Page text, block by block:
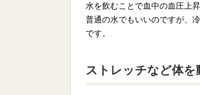
水を飲むことで血中の血圧上
普通の水でもいいのですが、
です。
ストレッチなど体を